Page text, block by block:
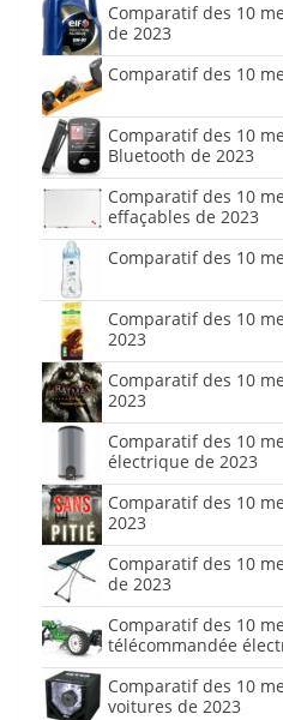
Comparatif des 10
de 2023
Comparatif des 10
Comparatif des 10
Bluetooth de 2023
Comparatif des 10
effaçables de 2023
Comparatif des 10
Comparatif des 10
2023
Comparatif des 10
2023
Comparatif des 10
électrique de 2023
Comparatif des 10
2023
Comparatif des 10
de 2023
Comparatif des 10
télécommandée
Comparatif des 10
voitures de 2023